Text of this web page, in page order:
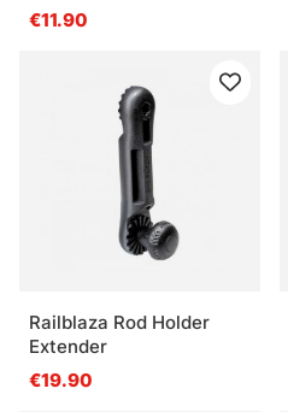
€11.90
Railblaza Rod Holder
Extender
€19.90